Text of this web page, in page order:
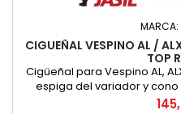
MARCA:
CIGUEÑAL VESPINO AL /
TOP
Cigüeñal para Vespino AL,
espiga del variador y cono